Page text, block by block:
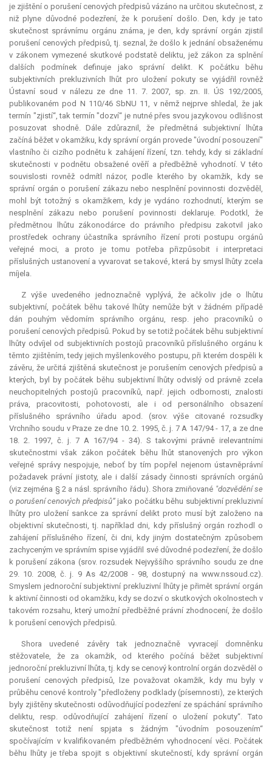
je zjištění o porušení cenových předpisů vázáno na určitou skutečnost, z
niž plyne důvodné podezření, že k porušení došlo. Den, kdy je tato
skutečnost správnímu orgánu známa, je den, kdy správní orgán zjistil
porušení cenových předpisů, tj. seznal, že došlo k jednání obsaženému
v zákonem vymezené skutkové podstatě deliktu, jež zákon za splnění
dalších podmínek definuje jako správní delikt. K počátku běhu
subjektivních prekluzivních lhůt pro uložení pokuty se vyjádřil rovněž
Ústavní soud v nálezu ze dne 11. 7. 2007, sp. zn. II. ÚS 192/2005,
publikovaném pod N 110/46 SbNU 11, v němž nejprve shledal, že jak
termín "zjistí“, tak termín "dozví“ je nutné přes svou jazykovou odlišnost
posuzovat shodně. Dále zdůraznil, že předmětná subjektivní lhůta
začíná běžet v okamžiku, kdy správní orgán provede "úvodní posouzení"
vlastního či cizího podnětu k zahájení řízení, tzn. tehdy, kdy si základní
skutečnosti v podnětu obsažené ověří a předběžně vyhodnotí. V této
souvislosti rovněž odmítl názor, podle kterého by okamžik, kdy se
správní orgán o porušení zákazu nebo nesplnění povinnosti dozvěděl,
mohl být totožný s okamžikem, kdy je vydáno rozhodnutí, kterým se
nesplnění zákazu nebo porušení povinnosti deklaruje. Podotkl, že
předmětnou lhůtu zákonodárce do právního předpisu zakotvil jako
prostředek ochrany účastníka správního řízení proti postupu orgánů
veřejné moci, a proto je tomu potřeba přizpůsobit i interpretaci
příslušných ustanovení a vyvarovat se takové, která by smysl lhůty zcela
míjela.
Z výše uvedeného jednoznačně vyplývá, že ačkoliv jde o lhůtu
subjektivní, počátek běhu takové lhůty nemůže být v žádném případě
dán pouhým vědomím správního orgánu, resp. jeho pracovníků o
porušení cenových předpisů. Pokud by se totiž počátek běhu subjektivní
lhůty odvíjel od subjektivních postojů pracovníků příslušného orgánu k
těmto zjištěním, tedy jejich myšlenkového postupu, při kterém dospěli k
závěru, že určitá zjištěná skutečnost je porušením cenových předpisů a
kterých, byl by počátek běhu subjektivní lhůty odvislý od právně zcela
neuchopitelných postojů pracovníků, např. jejich odbornosti, znalosti
práva, pracovitosti, pohotovosti, ale i od personálního obsazení
příslušného správního úřadu apod. (srov. výše citované rozsudky
Vrchního soudu v Praze ze dne 10. 2. 1995, č. j. 7 A 147/94 - 17, a ze dne
18. 2. 1997, č. j. 7 A 167/94 - 34). S takovými právně irelevantními
skutečnostmi však zákon počátek běhu lhůt stanovených pro výkon
veřejné správy nespojuje, neboť by tím popřel nejenom ústavněprávní
požadavek právní jistoty, ale i další zásady činnosti správních orgánů
(viz zejména § 2 a násl. správního řádu). Shora zmiňované "dozvědění se
o porušení cenových předpisů“jako počátku běhu subjektivní prekluzivní
lhůty pro uložení sankce za správní delikt proto musí být založeno na
objektivní skutečnosti, tj. například dni, kdy příslušný orgán rozhodl o
zahájení příslušného řízení, či dni, kdy jiným dostatečným způsobem
zachyceným ve správním spise vyjádřil své důvodné podezření, že došlo
k porušení zákona (srov. rozsudek Nejvyššího správního soudu ze dne
29. 10. 2008, č. j. 9 As 42/2008 - 98, dostupný na www.nssoud.cz).
Smyslem jednoroční subjektivní prekluzivní lhůty je přimět správní orgán
k aktivní činnosti od okamžiku, kdy se dozví o skutkových okolnostech v
takovém rozsahu, který umožní předběžné právní zhodnocení, že došlo
k porušení cenových předpisů.
Shora uvedené závěry tak jednoznačně vyvracejí domněnku
stěžovatele, že za okamžik, od kterého počíná běžet subjektivní
jednoroční prekluzivní lhůta, tj. kdy se cenový kontrolní orgán dozvěděl o
porušení cenových předpisů, lze považovat okamžik, kdy mu byly v
průběhu cenové kontroly "předloženy podklady (písemnosti), ze kterých
byly zjištěny skutečnosti odůvodňující podezření ze spáchání správního
deliktu, resp. odůvodňující zahájení řízení o uložení pokuty“. Tato
skutečnost totiž není spjata s žádným "úvodním posouzením“
spočívajícím v kvalifikovaném předběžném vyhodnocení věci. Počátek
běhu lhůty je třeba spojit s objektivní skutečností, kdy správní orgán